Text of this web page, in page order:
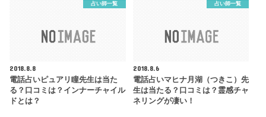
占い師一覧
2018.8.8
電話占いピュアリ瞳先生は当た
る？口コミは？インナーチャイル
ドとは？
占い師一覧
2018.8.6
電話占いマヒナ月湖（つきこ）先
生は当たる？口コミは？霊感チャ
ネリングが凄い！